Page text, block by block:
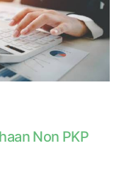
Non PKP